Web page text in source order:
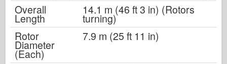
Overall
Length
14.1 m (46 ft 3 in) (Rotors
turning)
Rotor
Diameter
(Each)
7.9 m (25 ft 11 in)